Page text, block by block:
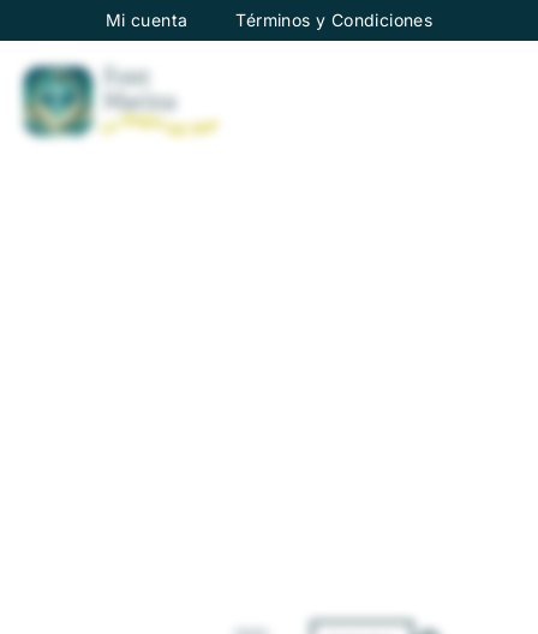
Mi cuenta Términos y Condiciones